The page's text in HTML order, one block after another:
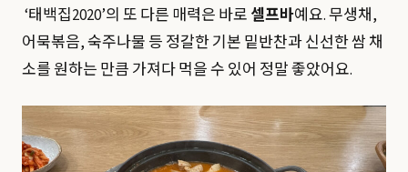
‘태백집2020’의 또 다른 매력은 바로 셀프바예요. 무생채,
어묵볶음, 숙주나물 등 정갈한 기본 밑반찬과 신선한 쌈 채
소를 원하는 만큼 가져다 먹을 수 있어 정말 좋았어요.